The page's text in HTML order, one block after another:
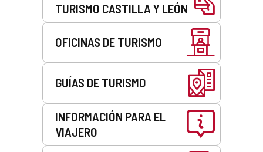
TURISMO CASTILLA Y LEÓN
OFICINAS DE TURISMO
GUÍAS DE TURISMO
INFORMACIÓN PARA EL
VIAJERO